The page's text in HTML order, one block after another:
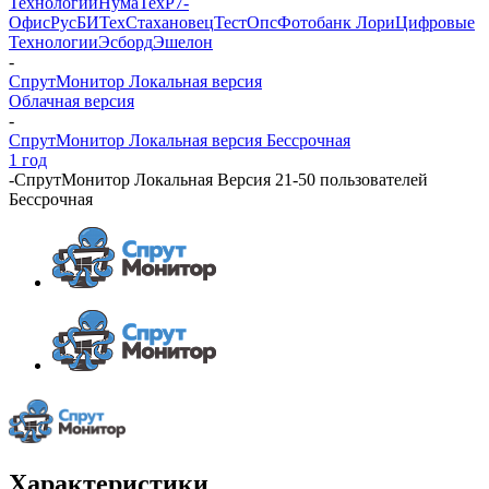
ОфисРусБИТехСтахановецТестОпсФотобанк ЛориЦифровые
ТехнологииЭсбордЭшелон
-
СпрутМонитор Локальная версия
Облачная версия
-
СпрутМонитор Локальная версия Бессрочная
1 год
-СпрутМонитор Локальная Версия 21-50 пользователей
Бессрочная
Характеристики